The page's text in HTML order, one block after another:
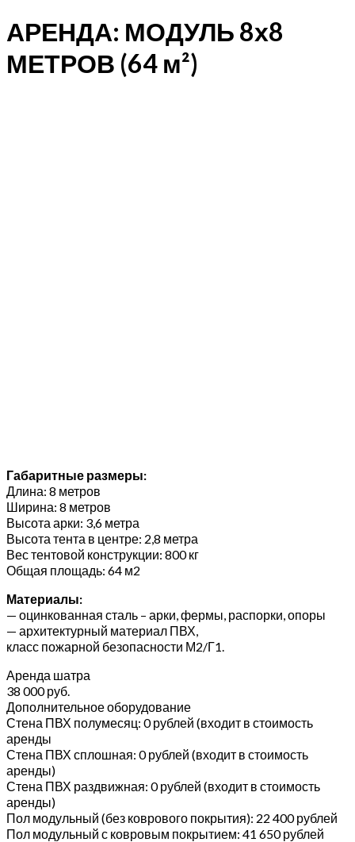
АРЕНДА: МОДУЛЬ 8х8
МЕТРОВ (64 м²)
Габаритные размеры:
Длина: 8 метров
Ширина: 8 метров
Высота арки: 3,6 метра
Высота тента в центре: 2,8 метра
Вес тентовой конструкции: 800 кг
Общая площадь: 64 м2
Материалы:
— оцинкованная сталь – арки, фермы, распорки, опоры
— архитектурный материал ПВХ,
класс пожарной безопасности М2/Г1.
Аренда шатра
38 000 руб.
Дополнительное оборудование
Стена ПВХ полумесяц: 0 рублей (входит в стоимость
аренды
Стена ПВХ сплошная: 0 рублей (входит в стоимость
аренды)
Стена ПВХ раздвижная: 0 рублей (входит в стоимость
аренды)
Пол модульный (без коврового покрытия): 22 400 рублей
Пол модульный с ковровым покрытием: 41 650 рублей